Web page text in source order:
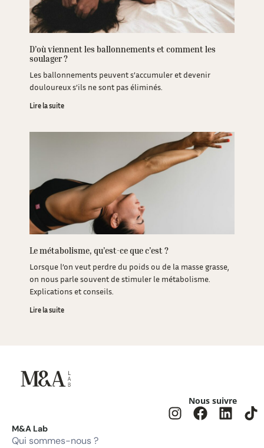
D’où viennent les ballonnements et comment les
soulager ?
Les ballonnements peuvent s’accumuler et devenir
douloureux s’ils ne sont pas éliminés.
Lire la suite
Le métabolisme, qu’est-ce que c’est ?
Lorsque l’on veut perdre du poids ou de la masse grasse,
on nous parle souvent de stimuler le métabolisme.
Explications et conseils.
Lire la suite
Nous suivre
M&A Lab
Qui sommes-nous ?